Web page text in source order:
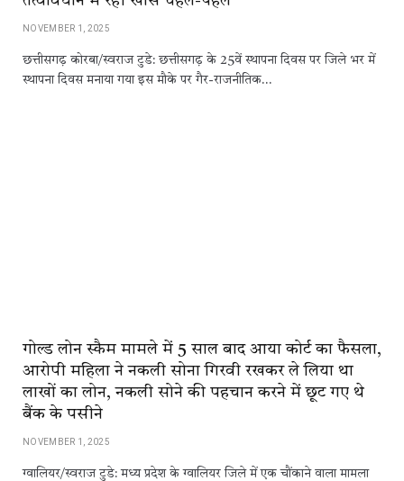
NOVEMBER 1, 2025
छत्तीसगढ़ कोरबा/स्वराज टुडे: छत्तीसगढ़ के 25वें स्थापना दिवस पर जिले भर में
स्थापना दिवस मनाया गया इस मौके पर गैर-राजनीतिक…
गोल्ड लोन स्कैम मामले में 5 साल बाद आया कोर्ट का फैसला,
आरोपी महिला ने नकली सोना गिरवी रखकर ले लिया था
लाखों का लोन, नकली सोने की पहचान करने में छूट गए थे
बैंक के पसीने
NOVEMBER 1, 2025
ग्वालियर/स्वराज टुडे: मध्य प्रदेश के ग्वालियर जिले में एक चौंकाने वाला मामला